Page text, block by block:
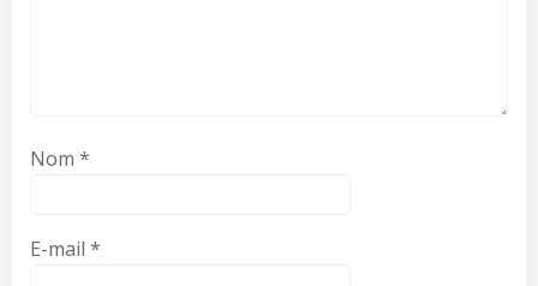
Nom *
E-mail *